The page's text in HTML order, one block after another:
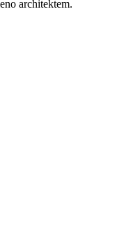
architektem.